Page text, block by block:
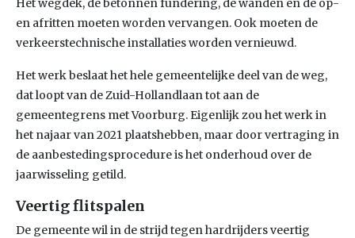
Het wegdek, de betonnen fundering, de wanden en de op-
en afritten moeten worden vervangen. Ook moeten de
verkeerstechnische installaties worden vernieuwd.
Het werk beslaat het hele gemeentelijke deel van de weg,
dat loopt van de Zuid-Hollandlaan tot aan de
gemeentegrens met Voorburg. Eigenlijk zou het werk in
het najaar van 2021 plaatshebben, maar door vertraging in
de aanbestedingsprocedure is het onderhoud over de
jaarwisseling getild.
Veertig flitspalen
De gemeente wil in de strijd tegen hardrijders veertig